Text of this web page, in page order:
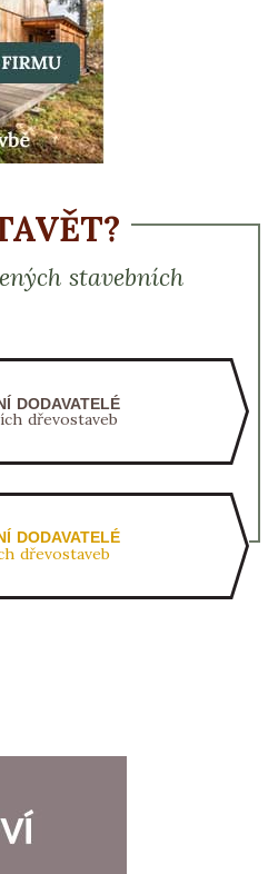
stavebních
DODAVATELÉ
dřevostaveb
DODAVATELÉ
dřevostaveb